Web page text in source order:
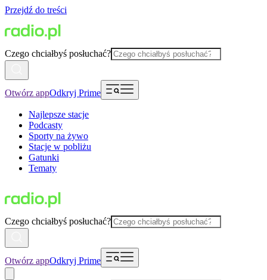
Przejdź do treści
Czego chciałbyś posłuchać?
Otwórz appOdkryj Prime
Najlepsze stacje
Podcasty
Sporty na żywo
Stacje w pobliżu
Gatunki
Tematy
Czego chciałbyś posłuchać?
Otwórz appOdkryj Prime